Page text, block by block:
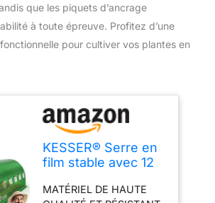
que les piquets d’ancrage
à toute épreuve. Profitez d’une
pour cultiver vos plantes en
KESSER® Serre en
film stable avec 12
moustiquaire et
MATÉRIEL DE HAUTE